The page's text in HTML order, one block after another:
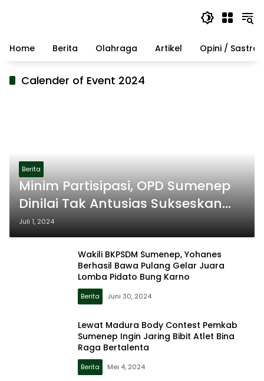
Home
Berita Olahraga Artikel Opini / Sastra
Calender of Event 2024
Berita
Minim Partisipasi, OPD Sumenep
Dinilai Tak Antusias Sukseskan
Calender of Event
Juli 1, 2024
Wakili BKPSDM Sumenep, Yohanes
Berhasil Bawa Pulang Gelar Juara
Lomba Pidato Bung Karno
Berita Juni 30, 2024
Lewat Madura Body Contest Pemkab
Sumenep Ingin Jaring Bibit Atlet Bina
Raga Bertalenta
Berita Mei 4, 2024